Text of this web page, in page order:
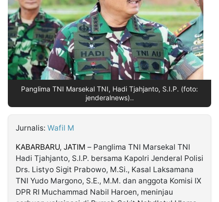
Insight
NTB
Suara
Time
Lens
IDN
Daily
Jogja
Jalan
Rakyat
Idealita
News
Kita
Notice
Dinamikapost.com
Radar
Baru
Seedbacklink
Follow
Kabarbaru
Kabarbaru.co
2026
Panglima TNI Marsekal TNI, Hadi Tjahjanto, S.I.P. (foto:
jenderalnews)..
Jurnalis: Wafil M
KABARBARU, JATIM – Panglima TNI Marsekal TNI
Hadi Tjahjanto, S.I.P. bersama Kapolri Jenderal Polisi
Drs. Listyo Sigit Prabowo, M.Si., Kasal Laksamana
TNI Yudo Margono, S.E., M.M. dan anggota Komisi IX
DPR RI Muchammad Nabil Haroen, meninjau